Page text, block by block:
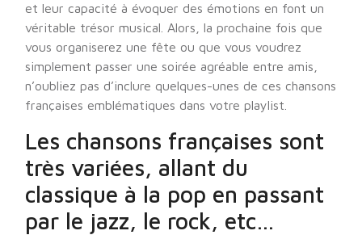
et leur capacité à évoquer des émotions en font un
véritable trésor musical. Alors, la prochaine fois que
vous organiserez une fête ou que vous voudrez
simplement passer une soirée agréable entre amis,
n’oubliez pas d’inclure quelques-unes de ces chansons
françaises emblématiques dans votre playlist.
Les chansons françaises sont
très variées, allant du
classique à la pop en passant
par le jazz, le rock, etc…